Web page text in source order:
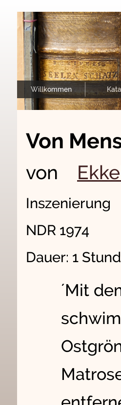
Willkommen
Von
von
Inszenierung
NDR 1974
Dauer: 1
´Mit